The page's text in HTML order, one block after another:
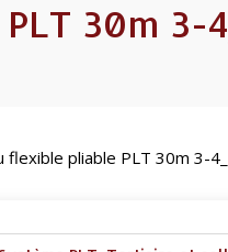
30m 3-
flexible pliable PLT 30m 3-